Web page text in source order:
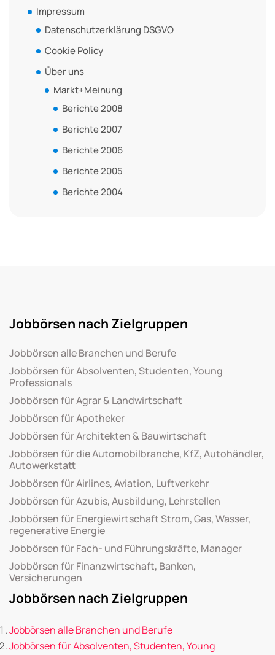
Impressum
Datenschutzerklärung DSGVO
Cookie Policy
Über uns
Markt+Meinung
Berichte 2008
Berichte 2007
Berichte 2006
Berichte 2005
Berichte 2004
Jobbörsen nach Zielgruppen
Jobbörsen alle Branchen und Berufe
Jobbörsen für Absolventen, Studenten, Young
Professionals
Jobbörsen für Agrar & Landwirtschaft
Jobbörsen für Apotheker
Jobbörsen für Architekten & Bauwirtschaft
Jobbörsen für die Automobilbranche, KfZ, Autohändler,
Autowerkstatt
Jobbörsen für Airlines, Aviation, Luftverkehr
Jobbörsen für Azubis, Ausbildung, Lehrstellen
Jobbörsen für Energiewirtschaft Strom, Gas, Wasser,
regenerative Energie
Jobbörsen für Fach- und Führungskräfte, Manager
Jobbörsen für Finanzwirtschaft, Banken,
Versicherungen
Jobbörsen nach Zielgruppen
Jobbörsen alle Branchen und Berufe
Jobbörsen für Absolventen, Studenten, Young